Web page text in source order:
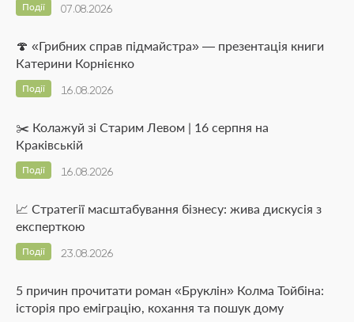
07.08.2026
Події
🍄 «Грибних справ підмайстра» — презентація книги
Катерини Корнієнко
16.08.2026
Події
✂️ Колажуй зі Старим Левом | 16 серпня на
Краківській
16.08.2026
Події
📈 Стратегії масштабування бізнесу: жива дискусія з
експерткою
23.08.2026
Події
5 причин прочитати роман «Бруклін» Колма Тойбіна:
історія про еміграцію, кохання та пошук дому